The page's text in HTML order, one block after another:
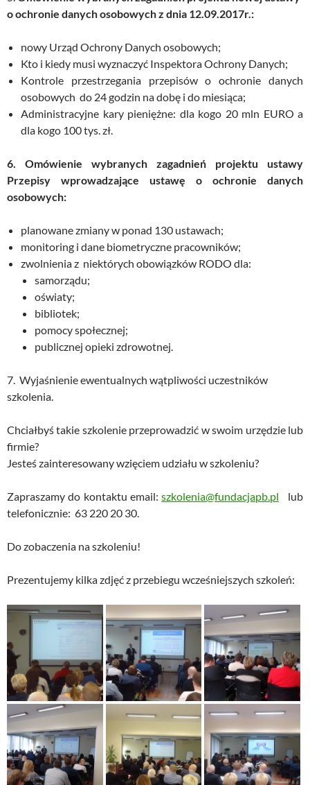
o ochronie danych osobowych z dnia 12.09.2017r.:
nowy Urząd Ochrony Danych osobowych;
Kto i kiedy musi wyznaczyć Inspektora Ochrony Danych;
Kontrole przestrzegania przepisów o ochronie danych
osobowych do 24 godzin na dobę i do miesiąca;
Administracyjne kary pieniężne: dla kogo 20 mln EURO a
dla kogo 100 tys. zł.
6. Omówienie wybranych zagadnień projektu ustawy
Przepisy wprowadzające ustawę o ochronie danych
osobowych:
planowane zmiany w ponad 130 ustawach;
monitoring i dane biometryczne pracowników;
zwolnienia z niektórych obowiązków RODO dla:
samorządu;
oświaty;
bibliotek;
pomocy społecznej;
publicznej opieki zdrowotnej.
7. Wyjaśnienie ewentualnych wątpliwości uczestników
szkolenia.
Chciałbyś takie szkolenie przeprowadzić w swoim urzędzie lub
firmie?
Jesteś zainteresowany wzięciem udziału w szkoleniu?
Zapraszamy do kontaktu email:szkolenia@fundacjapb.pl lub
telefonicznie: 63 220 20 30.
Do zobaczenia na szkoleniu!
Prezentujemy kilka zdjęć z przebiegu wcześniejszych szkoleń: